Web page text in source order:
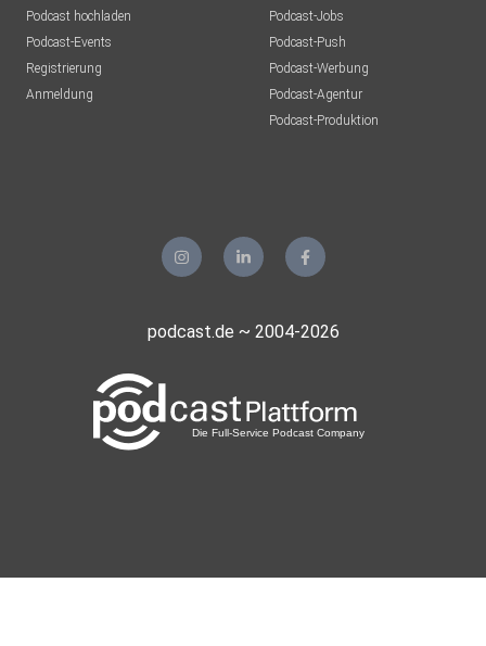
Podcast hochladen
Podcast-Events
Registrierung
Anmeldung
Podcast-Jobs
Podcast-Push
Podcast-Werbung
Podcast-Agentur
Podcast-Produktion
podcast.de ~ 2004-2026